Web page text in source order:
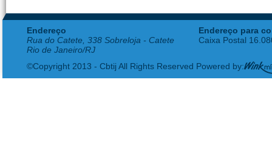
Endereço
Rua do Catete, 338 Sobreloja - Catete
Rio de Janeiro/RJ
Endereço para
Caixa Postal
©Copyright 2013 - Cbtij All Rights Reserved Powered by: